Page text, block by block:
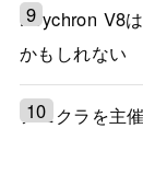
Keychron V8
かもしれない
アニクラを主